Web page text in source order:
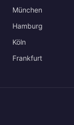
München
Hamburg
Köln
Frankfurt